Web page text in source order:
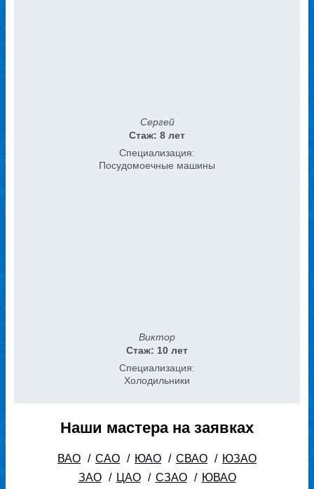
Сергей
Стаж: 8 лет
Специализация:
Посудомоечные машины
Виктор
Стаж: 10 лет
Специализация:
Холодильники
Наши мастера на заявках
ВАО / САО / ЮАО / СВАО / ЮЗАО
ЗАО
/ ЦАО / СЗАО / ЮВАО